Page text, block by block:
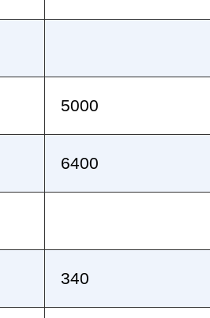
5000
6400
340